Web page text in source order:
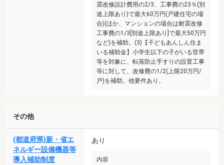
震改修設計費用の2/3、工事費の23％(別
途上限あり)で最大60万円(戸建住宅の場
合)(ほか、マンションの場合は耐震改修
工事費の1/3[別途上限あり]で最大50万円
など)を補助。(3)【子どもあんしん住ま
いる補助金】小学生以下の子がいる世帯
等を対象に、転落防止手すりの設置工事
等に対して、改修費の1/2(上限20万円/
戸)を補助。他要件あり。
その他
(都道府県)新・省エ
ネルギー設備機器等
導入補助制度
あり
内容